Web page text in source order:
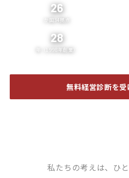
26
か国34拠点
28
年（1998年創業）
無料経営診断を受
私たちの考えは、ひと